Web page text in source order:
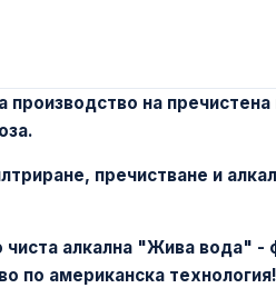
производство на
пречистване и
чиста алкална "Жива вода" -
по американска технология!